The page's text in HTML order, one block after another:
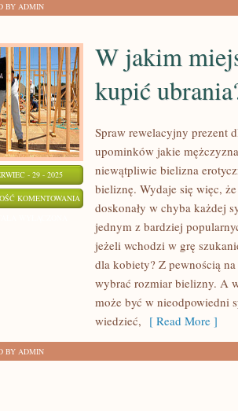
BY ADMIN
- 29 - 2025
KOMENTOWANIA
MIEJSCU
MOŻNA
W jakim
kupić
Spraw rewelacyjny prezent
upominków jakie
niewątpliwie bielizna
bieliznę. Wydaje się więc,
doskonały w chyba każdej
jednym z bardziej
jeżeli wchodzi w grę
dla kobiety? Z pewnością
wybrać rozmiar bielizny. A
może być w nieodpowiedni
wiedzieć, [ Read More ]
BY ADMIN